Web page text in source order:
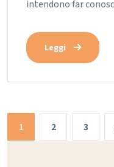
intendono far
Leggi
1 2 3